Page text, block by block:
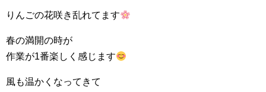
りんごの花咲き乱れてます
春の満開の時が
作業が1番楽しく感じます
風も温かくなってきて